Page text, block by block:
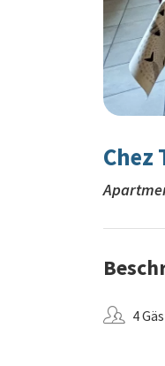
Chez
4